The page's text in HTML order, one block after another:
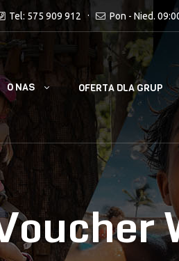
Tel: 575 909 912 Pon - Nied.
O NAS OFERTA DLA GRUP